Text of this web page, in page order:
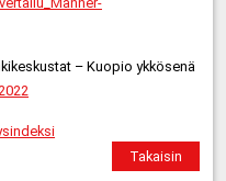
– Kuopio ykkösenä
Takaisin